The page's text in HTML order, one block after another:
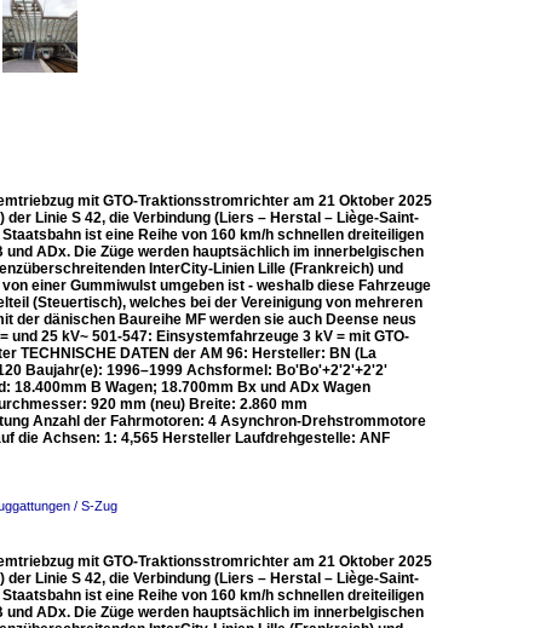
mit GTO-Traktionsstromrichter am 21 Oktober 2025
Linie S 42, die Verbindung (Liers – Herstal – Liège-Saint-
ist eine Reihe von 160 km/h schnellen dreiteiligen
ADx. Die Züge werden hauptsächlich im innerbelgischen
InterCity-Linien Lille (Frankreich) und
einer Gummiwulst umgeben ist - weshalb diese Fahrzeuge
(Steuertisch), welches bei der Vereinigung von mehreren
der dänischen Baureihe MF werden sie auch Deense neus
25 kV~ 501-547: Einsystemfahrzeuge 3 kV = mit GTO-
TECHNISCHE DATEN der AM 96: Hersteller: BN (La
Baujahr(e): 1996–1999 Achsformel: Bo'Bo'+2'2'+2'2'
18.400mm B Wagen; 18.700mm Bx und ADx Wagen
920 mm (neu) Breite: 2.860 mm
Anzahl der Fahrmotoren: 4 Asynchron-Drehstrommotore
die Achsen: 1: 4,565 Hersteller Laufdrehgestelle: ANF
/ S-Zug
mit GTO-Traktionsstromrichter am 21 Oktober 2025
Linie S 42, die Verbindung (Liers – Herstal – Liège-Saint-
ist eine Reihe von 160 km/h schnellen dreiteiligen
ADx. Die Züge werden hauptsächlich im innerbelgischen